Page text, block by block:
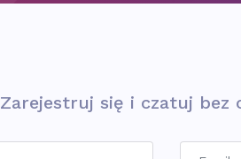
Zarejestruj się i czatuj bez